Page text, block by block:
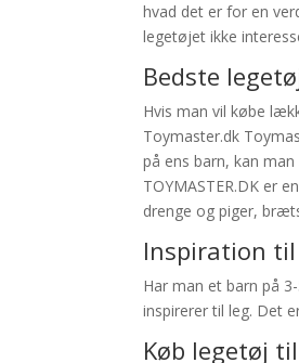
hvad det er for en
legetøjet ikke
Bedste
Hvis man vil købe
Toymaster.dk
på ens barn, kan
TOYMASTER.DK er
drenge og piger,
Inspiration til
Har man et barn på
inspirerer til leg. Det
Køb legetøj